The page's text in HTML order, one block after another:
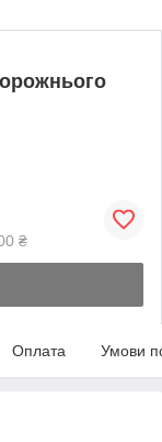
₴
Оплата Умови